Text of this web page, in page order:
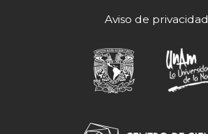
Aviso de privacidad